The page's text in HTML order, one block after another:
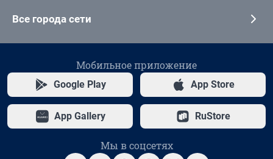
Все города сети
Мобильное приложение
Google Play App Store
App Gallery RuStore
Мы в соцсетях